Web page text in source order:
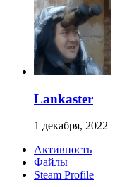
Lankaster
1 декабря, 2022
Активность
Файлы
Steam Profile